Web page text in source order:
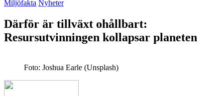
Miljöfakta Nyheter
Därför är tillväxt ohållbart:
Resursutvinningen kollapsar planeten
Foto: Joshua Earle (Unsplash)